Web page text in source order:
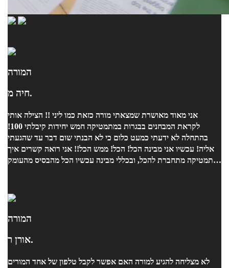
המורה
חיה מ.
אני מאוד מאושרת שמצאתי מורה כזאת כמו ליני !! הצילה אותי
לקראת המבחנים בבגרות במתמטיקה חמש יחידות קיבלתי 100!
בהתחלה לא ידעתי כמעט כלום כי לא הבנתי שום דבר עד שהגעתי
אליה! עכשיו אני מבינה הכל! הכל! ממש הכל!! אני רואה קשרים איך
מתמטיקה מתחברת להכל, ובכללי מבינה עכשיו הכל מהבסיס מהעומק
המורה
אורן ר.
לא מצליחה להגיע למורה האם אפשר לקבל טלפון של אחד המורים